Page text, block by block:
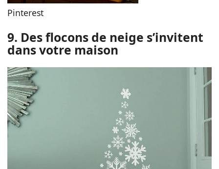
Pinterest
9. Des flocons de neige s’invitent
dans votre maison